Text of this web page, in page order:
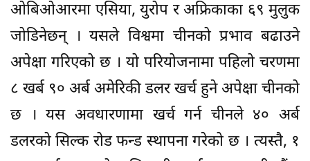
ओबिओआरमा एसिया, युरोप र अफ्रिकाका ६९ मुलुक
जोडिनेछन् । यसले विश्वमा चीनको प्रभाव बढाउने
अपेक्षा गरिएको छ । यो परियोजनामा पहिलो चरणमा
८ खर्ब ९० अर्ब अमेरिकी डलर खर्च हुने अपेक्षा चीनको
छ । यस अवधारणामा खर्च गर्न चीनले ४० अर्ब
डलरको सिल्क रोड फन्ड स्थापना गरेको छ । त्यस्तै, १